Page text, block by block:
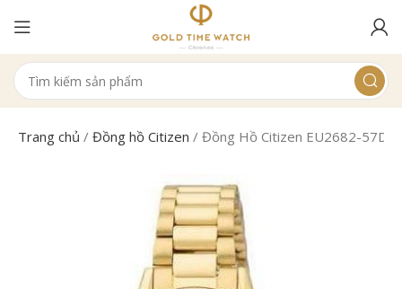
Trang chủ /Đồng hồ Citizen /Đồng Hồ Citizen EU2682-57D